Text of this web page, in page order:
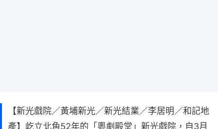
【新光戲院／黃埔新光／新光結業／李居明／和記地
產】屹立北角52年的「粵劇殿堂」新光戲院，自3月